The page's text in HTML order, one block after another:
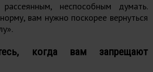
неспособным думать.
вам нужно поскорее вернуться
когда вам запрещают